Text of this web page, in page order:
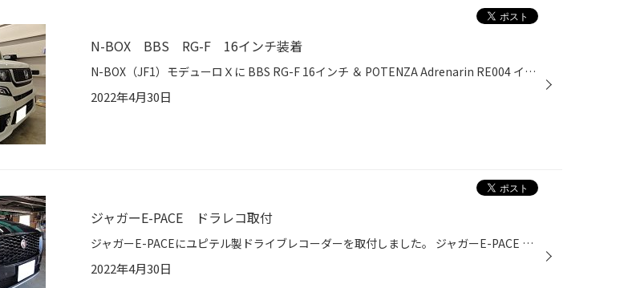
N-BOX BBS RG-F 16インチ装着
N-BOX（JF1）モデューロＸに BBS RG-F 16インチ ＆ POTENZA Adrenarin RE004 インチアップセットを装着しました。 純正の15インチから16インチへ1インチアップです。 カラーは【ブルーブラックダイヤカット】 お客様が16インチと15インチで悩まれてましたが、 こちらのホイールは同じ商品でも16イ...
2022年4月30日
ジャガーE-PACE ドラレコ取付
ジャガーE-PACEにユピテル製ドライブレコーダーを取付しました。 ジャガーE-PACE ☆ピカピカの新車☆です。 取付した商品はこちら ユピテル marumie Q-30R フロント360°カメラ リアカメラ 余談ですが ジャガーE-PACEのフロントガラスには かくれジャガー親子がいました。 なんてオシャレなんでしょう☆
2022年4月30日